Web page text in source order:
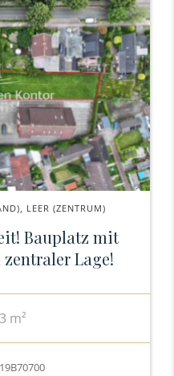
LEER (ZENTRUM)
Bauplatz mit
Lage!
m²